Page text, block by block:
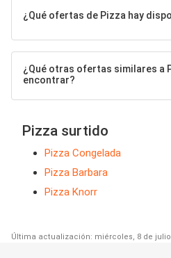
¿Qué ofertas de Pizza hay
¿Qué otras ofertas similares a
encontrar?
Pizza surtido
Pizza Congelada
Pizza Barbara
Pizza Knorr
Última actualización: miércoles, 8 de julio